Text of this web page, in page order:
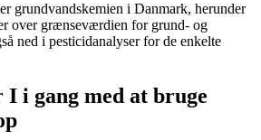
grundvandskemien i Danmark, herunder
over grænseværdien for grund- og
ned i pesticidanalyser for de enkelte
I i gang med at bruge